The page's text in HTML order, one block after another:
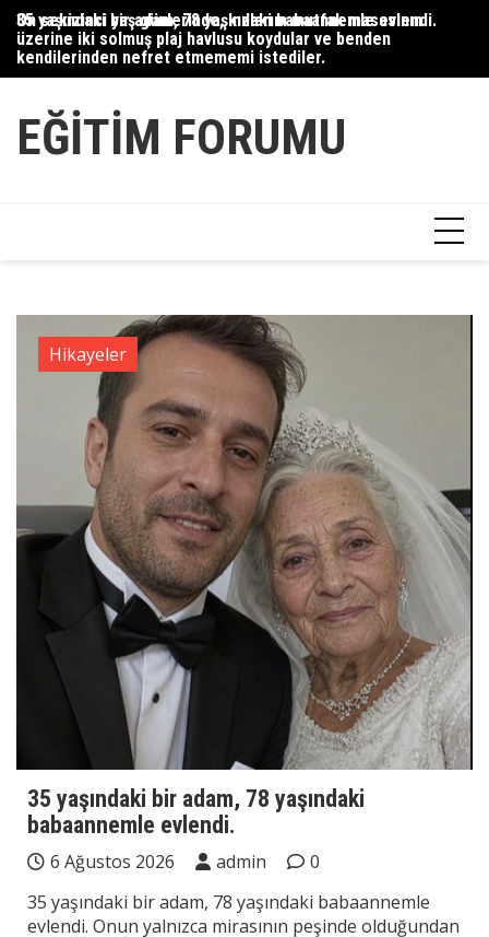
Skip
content
35 yaşındaki bir adam, 78 yaşındaki babaannemle evlendi.
On sekizinci yaş günlerinde, kızlarım mutfak masasının
üzerine iki solmuş plaj havlusu koydular ve benden
kendilerinden nefret etmememi istediler.
EĞITIM FORUMU
Hikayeler
35 yaşındaki bir adam, 78 yaşındaki
babaannemle evlendi.
6 Ağustos 2026 admin
0
35 yaşındaki bir adam, 78 yaşındaki babaannemle
evlendi. Onun yalnızca mirasının peşinde olduğundan